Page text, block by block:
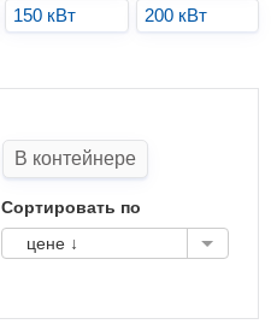
150 кВт
200 кВт
В контейнере
Сортировать по
цене ↓